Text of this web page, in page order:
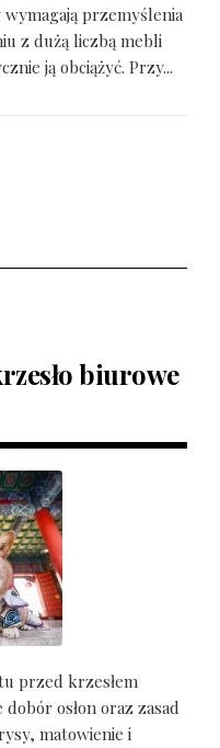
przemyślenia
z dużą liczbą mebli
ją obciążyć. Przy...
biurowe
przed krzesłem
osłon oraz zasad
matowienie i